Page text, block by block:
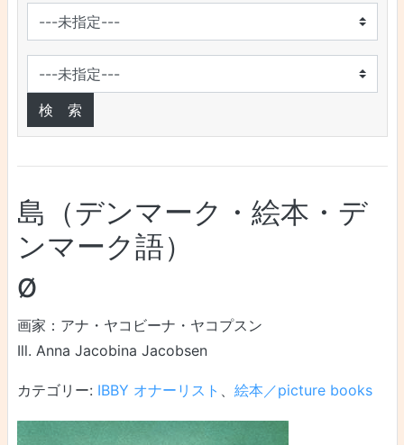
島（デンマーク・絵本・デ
ンマーク語）
Ø
画家：アナ・ヤコビーナ・ヤコプスン
Ill. Anna Jacobina Jacobsen
カテゴリー: IBBY オナーリスト 、 絵本／picture books